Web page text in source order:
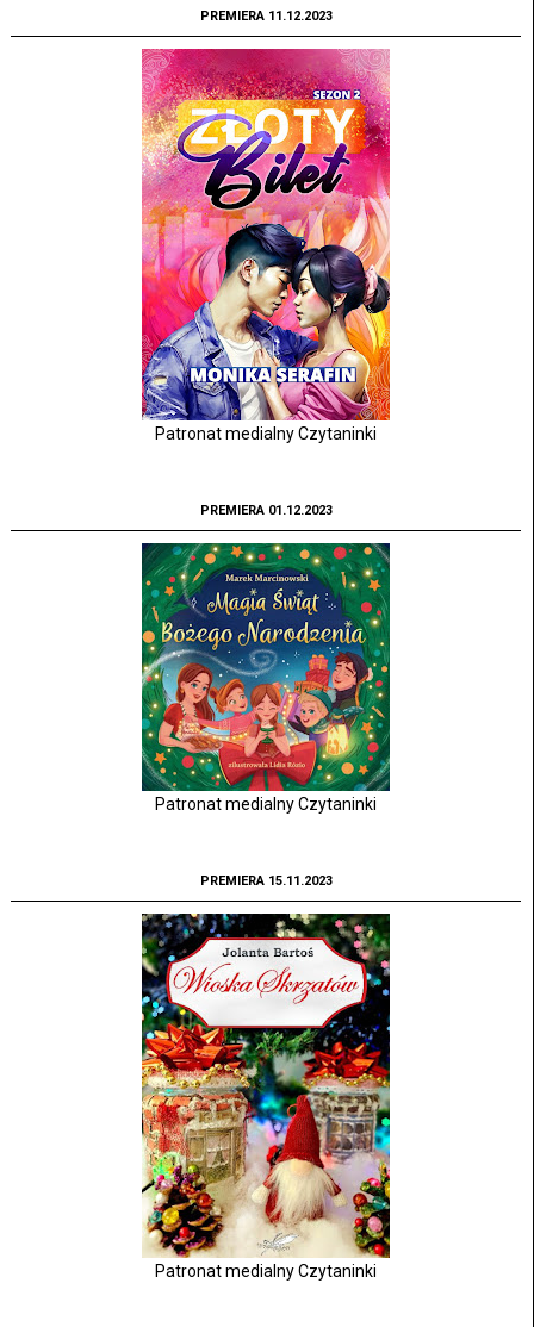
PREMIERA 11.12.2023
Patronat medialny Czytaninki
PREMIERA 01.12.2023
Patronat medialny Czytaninki
PREMIERA 15.11.2023
Patronat medialny Czytaninki